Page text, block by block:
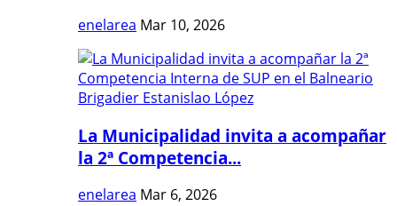
enelarea Mar 10, 2026
La Municipalidad invita a acompañar
la 2ª Competencia...
enelarea Mar 6, 2026